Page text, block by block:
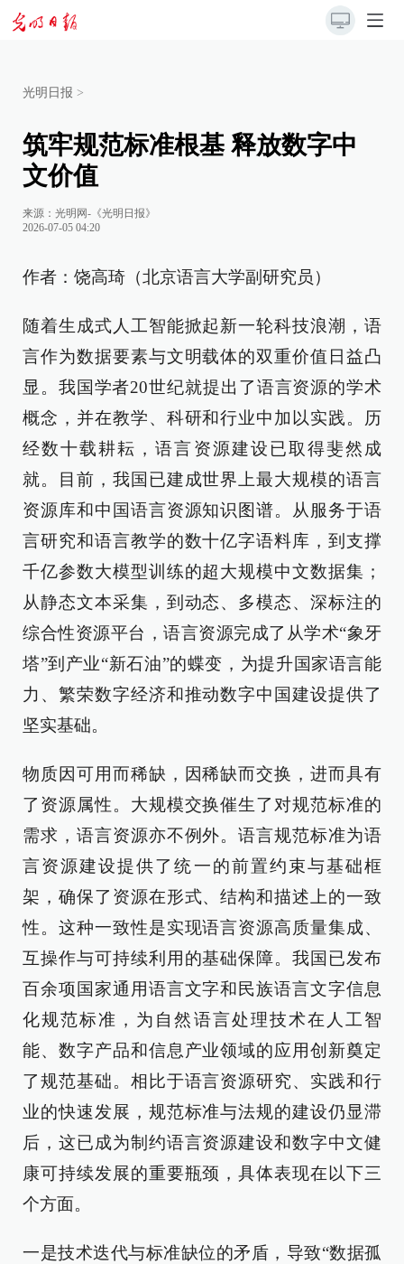
光明日报 >
筑牢规范标准根基 释放数字中
文价值
来源： 光明网-《光明日报》
2026-07-05 04:20
作者：饶高琦（北京语言大学副研究员）
随着生成式人工智能掀起新一轮科技浪潮，语
言作为数据要素与文明载体的双重价值日益凸
显。我国学者20世纪就提出了语言资源的学术
概念，并在教学、科研和行业中加以实践。历
经数十载耕耘，语言资源建设已取得斐然成
就。目前，我国已建成世界上最大规模的语言
资源库和中国语言资源知识图谱。从服务于语
言研究和语言教学的数十亿字语料库，到支撑
千亿参数大模型训练的超大规模中文数据集；
从静态文本采集，到动态、多模态、深标注的
综合性资源平台，语言资源完成了从学术“象牙
塔”到产业“新石油”的蝶变，为提升国家语言能
力、繁荣数字经济和推动数字中国建设提供了
坚实基础。
物质因可用而稀缺，因稀缺而交换，进而具有
了资源属性。大规模交换催生了对规范标准的
需求，语言资源亦不例外。语言规范标准为语
言资源建设提供了统一的前置约束与基础框
架，确保了资源在形式、结构和描述上的一致
性。这种一致性是实现语言资源高质量集成、
互操作与可持续利用的基础保障。我国已发布
百余项国家通用语言文字和民族语言文字信息
化规范标准，为自然语言处理技术在人工智
能、数字产品和信息产业领域的应用创新奠定
了规范基础。相比于语言资源研究、实践和行
业的快速发展，规范标准与法规的建设仍显滞
后，这已成为制约语言资源建设和数字中文健
康可持续发展的重要瓶颈，具体表现在以下三
个方面。
一是技术迭代与标准缺位的矛盾，导致“数据孤